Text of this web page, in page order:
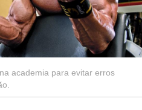
academia para evitar erros